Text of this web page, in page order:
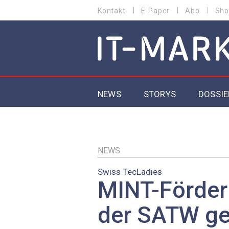
zum
MENU
Kontakt E-Paper Abo
MAIN NAVIGATION
NEWS STORYS
EU-
NEWS
Swiss TecLadies
MINT-
der SATW